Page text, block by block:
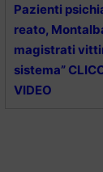
Pazienti
reato,
magistrati
sistema”
VIDEO